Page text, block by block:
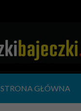
STRONA GŁÓWNA